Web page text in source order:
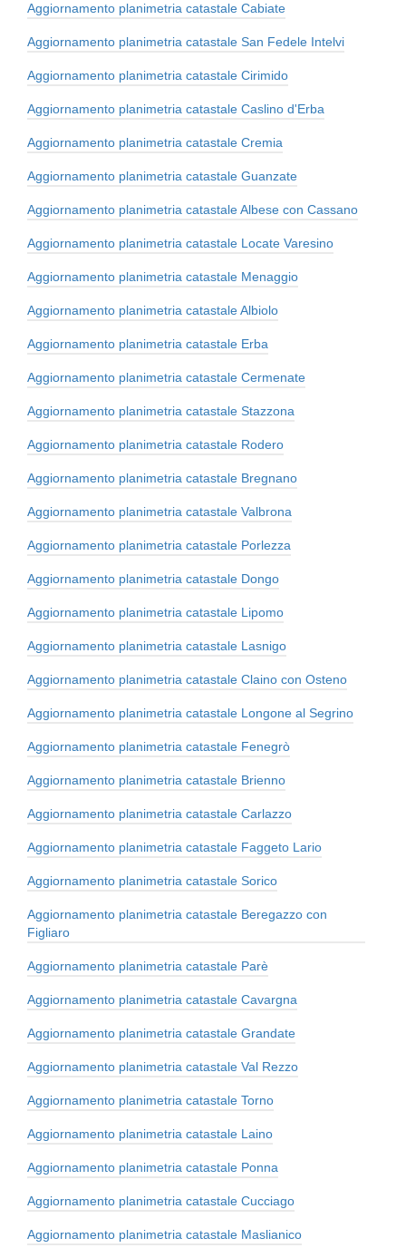
Aggiornamento planimetria catastale Cabiate
Aggiornamento planimetria catastale San Fedele Intelvi
Aggiornamento planimetria catastale Cirimido
Aggiornamento planimetria catastale Caslino d'Erba
Aggiornamento planimetria catastale Cremia
Aggiornamento planimetria catastale Guanzate
Aggiornamento planimetria catastale Albese con Cassano
Aggiornamento planimetria catastale Locate Varesino
Aggiornamento planimetria catastale Menaggio
Aggiornamento planimetria catastale Albiolo
Aggiornamento planimetria catastale Erba
Aggiornamento planimetria catastale Cermenate
Aggiornamento planimetria catastale Stazzona
Aggiornamento planimetria catastale Rodero
Aggiornamento planimetria catastale Bregnano
Aggiornamento planimetria catastale Valbrona
Aggiornamento planimetria catastale Porlezza
Aggiornamento planimetria catastale Dongo
Aggiornamento planimetria catastale Lipomo
Aggiornamento planimetria catastale Lasnigo
Aggiornamento planimetria catastale Claino con Osteno
Aggiornamento planimetria catastale Longone al Segrino
Aggiornamento planimetria catastale Fenegrò
Aggiornamento planimetria catastale Brienno
Aggiornamento planimetria catastale Carlazzo
Aggiornamento planimetria catastale Faggeto Lario
Aggiornamento planimetria catastale Sorico
Aggiornamento planimetria catastale Beregazzo con
Figliaro
Aggiornamento planimetria catastale Parè
Aggiornamento planimetria catastale Cavargna
Aggiornamento planimetria catastale Grandate
Aggiornamento planimetria catastale Val Rezzo
Aggiornamento planimetria catastale Torno
Aggiornamento planimetria catastale Laino
Aggiornamento planimetria catastale Ponna
Aggiornamento planimetria catastale Cucciago
Aggiornamento planimetria catastale Maslianico